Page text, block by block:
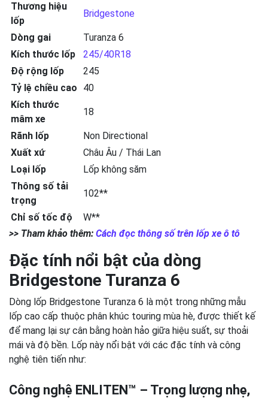
Thương hiệu
lốp
Bridgestone
Dòng gai
Turanza 6
Kích thước lốp
245/40R18
Độ rộng lốp
245
Tỷ lệ chiều cao
40
Kích thước
mâm xe
18
Rãnh lốp
Non Directional
Xuất xứ
Châu Âu / Thái Lan
Loại lốp
Lốp không săm
Thông số tải
trọng
102**
Chỉ số tốc độ
W**
>> Tham khảo thêm: Cách đọc thông số trên lốp xe ô tô
Đặc tính nổi bật của dòng
Bridgestone Turanza 6
Dòng lốp Bridgestone Turanza 6 là một trong những mẫu
lốp cao cấp thuộc phân khúc touring mùa hè, được thiết kế
để mang lại sự cân bằng hoàn hảo giữa hiệu suất, sự thoải
mái và độ bền. Lốp này nổi bật với các đặc tính và công
nghệ tiên tiến như:
Công nghệ ENLITEN™ – Trọng lượng nhẹ,